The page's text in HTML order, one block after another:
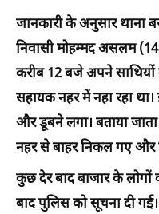
जानकारी के अनुसार थाना
निवासी मोहम्मद असलम
करीब 12 बजे अपने साथियों
सहायक नहर में नहा रहा था।
और डूबने लगा। बताया
नहर से बाहर निकल गए और
कुछ देर बाद बाजार के
बाद पुलिस को सूचना दी